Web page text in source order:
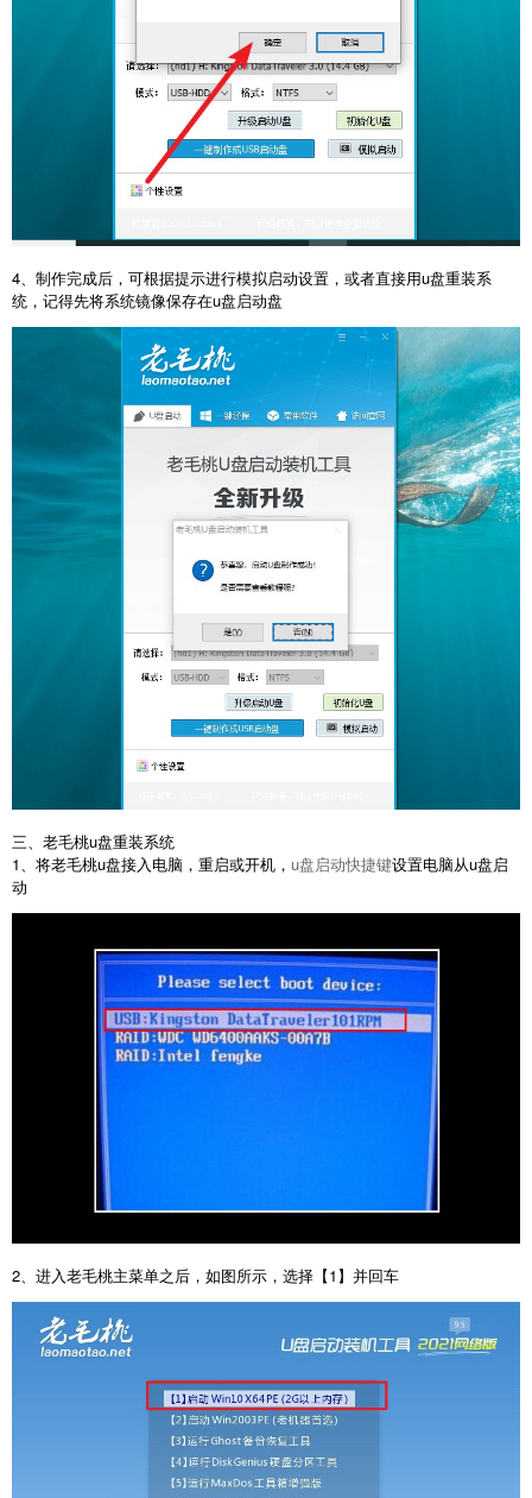
4、制作完成后，可根据提示进行模拟启动设置，或者直接用u盘重装系
统，记得先将系统镜像保存在u盘启动盘
三、老毛桃u盘重装系统
1、将老毛桃u盘接入电脑，重启或开机， u盘启动快捷键设置电脑从u盘启
动
2、进入老毛桃主菜单之后，如图所示，选择【1】并回车